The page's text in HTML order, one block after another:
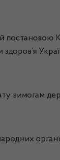
постановою
вимогам